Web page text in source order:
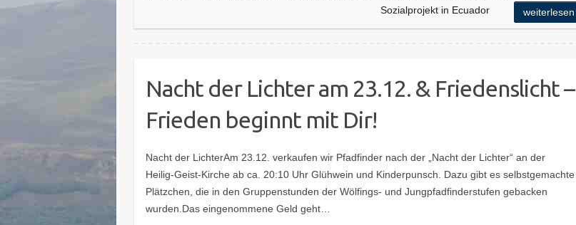
Sozialprojekt in Ecuador
weiterlesen
Nacht der Lichter am 23.12. & Friedenslicht –
Frieden beginnt mit Dir!
Nacht der LichterAm 23.12. verkaufen wir Pfadfinder nach der „Nacht der Lichter“ an der
Heilig-Geist-Kirche ab ca. 20:10 Uhr Glühwein und Kinderpunsch. Dazu gibt es selbstgemachte
Plätzchen, die in den Gruppenstunden der Wölfings- und Jungpfadfinderstufen gebacken
wurden.Das eingenommene Geld geht…